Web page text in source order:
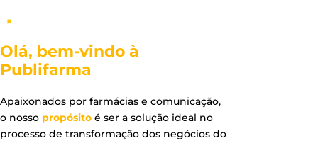
Olá, bem-vindo à
Publifarma
Apaixonados por farmácias e comunicação,
o nosso propósito é ser a solução ideal no
processo de transformação dos negócios do